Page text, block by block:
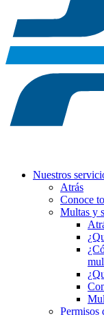
Nuestros
Atrás
Conoce
Multas y
Permisos